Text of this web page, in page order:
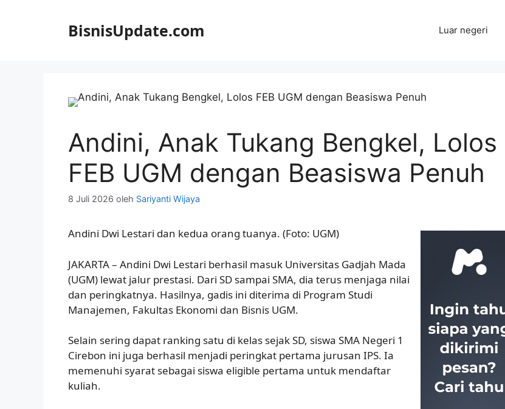
BisnisUpdate.com Luar negeri
Andini, Anak Tukang Bengkel, Lolos
FEB UGM dengan Beasiswa Penuh
8 Juli 2026 oleh Sariyanti Wijaya
Andini Dwi Lestari dan kedua orang tuanya. (Foto: UGM)
JAKARTA – Andini Dwi Lestari berhasil masuk Universitas Gadjah Mada
(UGM) lewat jalur prestasi. Dari SD sampai SMA, dia terus menjaga nilai
dan peringkatnya. Hasilnya, gadis ini diterima di Program Studi
Manajemen, Fakultas Ekonomi dan Bisnis UGM.
Selain sering dapat ranking satu di kelas sejak SD, siswa SMA Negeri 1
Cirebon ini juga berhasil menjadi peringkat pertama jurusan IPS. Ia
memenuhi syarat sebagai siswa eligible pertama untuk mendaftar
kuliah.